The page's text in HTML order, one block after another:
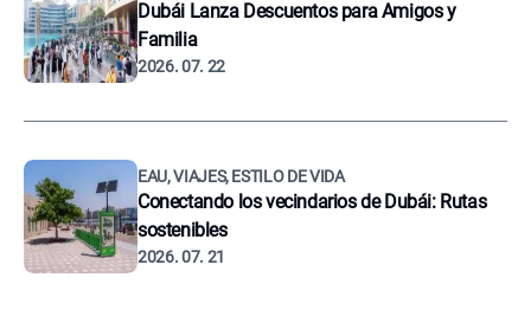
Dubái Lanza Descuentos para Amigos y
Familia
2026. 07. 22
EAU, VIAJES, ESTILO DE VIDA
Conectando los vecindarios de Dubái: Rutas
sostenibles
2026. 07. 21